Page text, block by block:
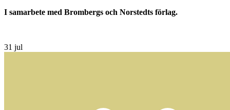
I samarbete med Brombergs och Norstedts förlag.
31 jul